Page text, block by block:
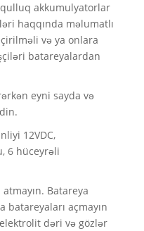
akkumulyatorlar
haqqında məlumatlı
və ya onlara
batareyalardan
eyni sayda və
12VDC,
6 hüceyrəli
Batareya
batareyaları açmayın
dəri və gözlər